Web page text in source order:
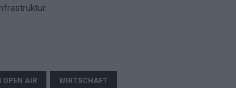
OPEN AIR WIRTSCHAFT